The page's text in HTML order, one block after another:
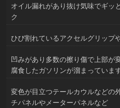
オイル漏れがあり抜け気味でギッ
ク
ひび割れているアクセルグリップ
凹みがあり多数の擦り傷で上部が
腐食したガソリンが溜まっていま
変色が目立つテールカウルなどの
チパネルやメーターパネルなど